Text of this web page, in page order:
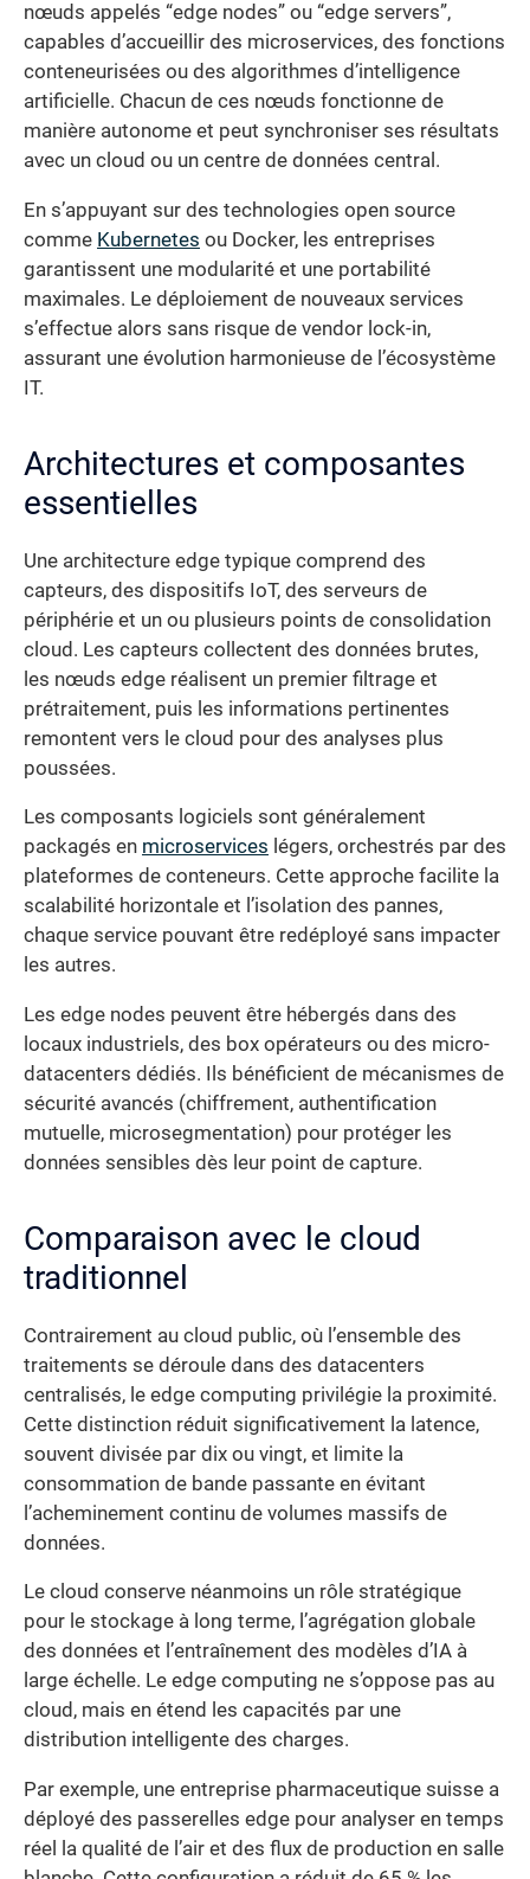
nœuds appelés “edge nodes” ou “edge servers”,
capables d’accueillir des microservices, des fonctions
conteneurisées ou des algorithmes d’intelligence
artificielle. Chacun de ces nœuds fonctionne de
manière autonome et peut synchroniser ses résultats
avec un cloud ou un centre de données central.
En s’appuyant sur des technologies open source
comme Kubernetes ou Docker, les entreprises
garantissent une modularité et une portabilité
maximales. Le déploiement de nouveaux services
s’effectue alors sans risque de vendor lock-in,
assurant une évolution harmonieuse de l’écosystème
IT.
Architectures et composantes
essentielles
Une architecture edge typique comprend des
capteurs, des dispositifs IoT, des serveurs de
périphérie et un ou plusieurs points de consolidation
cloud. Les capteurs collectent des données brutes,
les nœuds edge réalisent un premier filtrage et
prétraitement, puis les informations pertinentes
remontent vers le cloud pour des analyses plus
poussées.
Les composants logiciels sont généralement
packagés en microservices légers, orchestrés par des
plateformes de conteneurs. Cette approche facilite la
scalabilité horizontale et l’isolation des pannes,
chaque service pouvant être redéployé sans impacter
les autres.
Les edge nodes peuvent être hébergés dans des
locaux industriels, des box opérateurs ou des micro-
datacenters dédiés. Ils bénéficient de mécanismes de
sécurité avancés (chiffrement, authentification
mutuelle, microsegmentation) pour protéger les
données sensibles dès leur point de capture.
Comparaison avec le cloud
traditionnel
Contrairement au cloud public, où l’ensemble des
traitements se déroule dans des datacenters
centralisés, le edge computing privilégie la proximité.
Cette distinction réduit significativement la latence,
souvent divisée par dix ou vingt, et limite la
consommation de bande passante en évitant
l’acheminement continu de volumes massifs de
données.
Le cloud conserve néanmoins un rôle stratégique
pour le stockage à long terme, l’agrégation globale
des données et l’entraînement des modèles d’IA à
large échelle. Le edge computing ne s’oppose pas au
cloud, mais en étend les capacités par une
distribution intelligente des charges.
Par exemple, une entreprise pharmaceutique suisse a
déployé des passerelles edge pour analyser en temps
réel la qualité de l’air et des flux de production en salle